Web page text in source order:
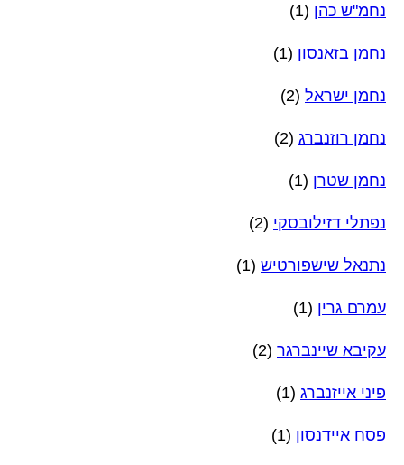
נחמ"ש כהן (1)
נחמן בזאנסון (1)
נחמן ישראל (2)
נחמן רוזנברג (2)
נחמן שטרן (1)
נפתלי דזילובסקי (2)
נתנאל שישפורטיש (1)
עמרם גרין (1)
עקיבא שיינברגר (2)
פיני אייזנברג (1)
פסח איידנסון (1)